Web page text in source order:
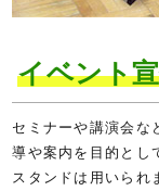
イベント
セミナーや講演会な
導や案内を目的とし
スタンドは用いられ